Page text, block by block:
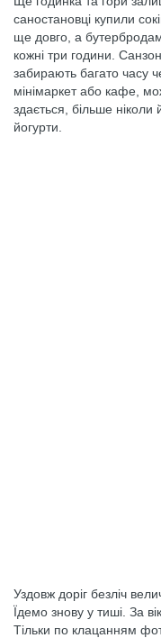
саностановці купили
ще довго, а
кожні три години.
забирають багато часу
мінімаркет або кафе,
здається, більше
йогурти.
Уздовж доріг безліч
Їдемо знову у тиші. За
Тільки по клацанням